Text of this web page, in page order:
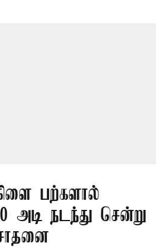
பற்களால்
அடி நடந்து சென்று